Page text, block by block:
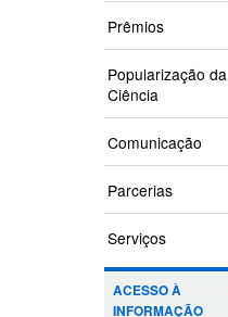
Prêmios
Popularização da
Ciência
Comunicação
Parcerias
Serviços
ACESSO À
INFORMAÇÃO